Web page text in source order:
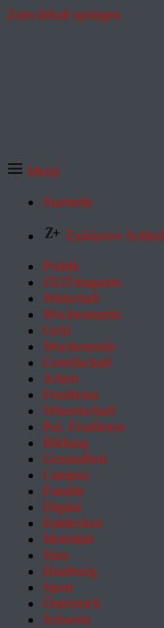
Zum Inhalt springen
Menü
Startseite
Exklusive Artikel
Politik
ZEITmagazin
Wirtschaft
Wochenmarkt
Geld
Wochenende
Gesellschaft
Arbeit
Feuilleton
Wissenschaft
Pol. Feuilleton
Bildung
Gesundheit
Campus
Familie
Digital
Entdecken
Mobilität
Sinn
Hamburg
Sport
Österreich
Schweiz